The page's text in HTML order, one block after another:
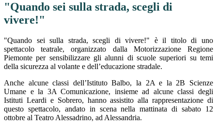
"Quando sei sulla strada, scegli di
vivere!"
"Quando sei sulla strada, scegli di vivere!" è il titolo di uno
spettacolo teatrale, organizzato dalla Motorizzazione Regione
Piemonte per sensibilizzare gli alunni di scuole superiori su temi
della sicurezza al volante e dell’educazione stradale.
Anche alcune classi dell’Istituto Balbo, la 2A e la 2B Scienze
Umane e la 3A Comunicazione, insieme ad alcune classi degli
Istituti Leardi e Sobrero, hanno assistito alla rappresentazione di
questo spettacolo, andato in scena nella mattinata di sabato 12
ottobre al Teatro Alessadrino, ad Alessandria.